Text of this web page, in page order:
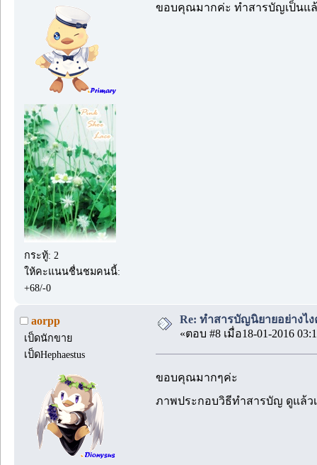
กระทู้: 2
ให้คะแนนชื่นชมคนนี้:
+68/-0
ขอบคุณมากค่ะ ทำสารบัญเป็นแ
aorpp
เป็ดนักขาย
เป็ดHephaestus
Re: ทำสารบัญนิยายอย่างไ
«ตอบ #8 เมื่อ18-01-2016
ขอบคุณมากๆค่ะ
ภาพประกอบวิธีทำสารบัญ ดูแล้วเ